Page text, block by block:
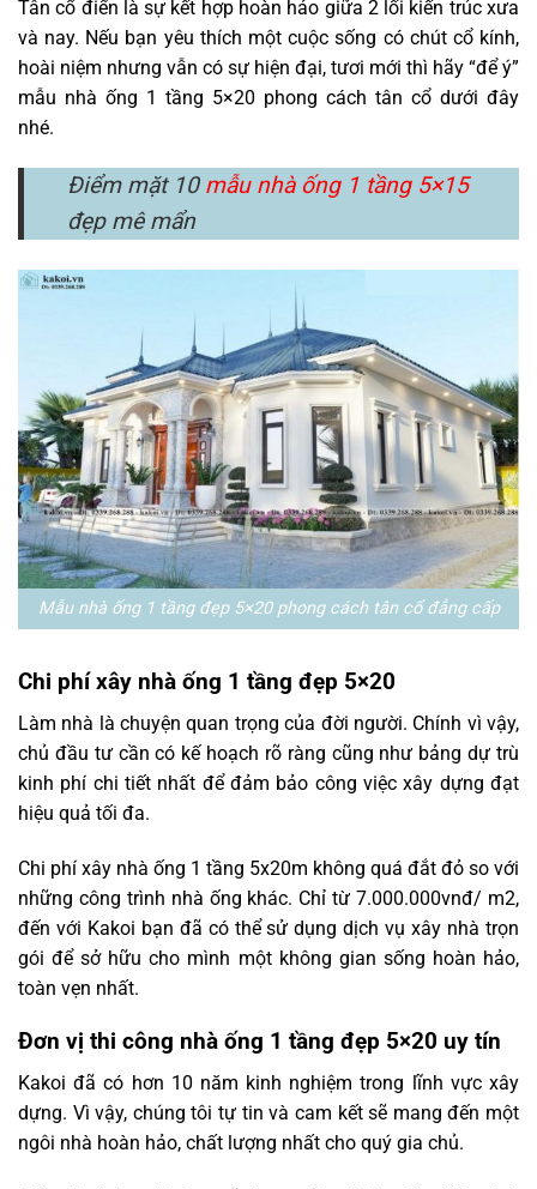
Tân cổ điển là sự kết hợp hoàn hảo giữa 2 lối kiến trúc xưa
và nay. Nếu bạn yêu thích một cuộc sống có chút cổ kính,
hoài niệm nhưng vẫn có sự hiện đại, tươi mới thì hãy “để ý”
mẫu nhà ống 1 tầng 5×20 phong cách tân cổ dưới đây
nhé.
Điểm mặt 10 mẫu nhà ống 1 tầng 5×15
đẹp mê mẩn
Mẫu nhà ống 1 tầng đẹp 5×20 phong cách tân cổ đẳng cấp
Chi phí xây nhà ống 1 tầng đẹp 5×20
Làm nhà là chuyện quan trọng của đời người. Chính vì vậy,
chủ đầu tư cần có kế hoạch rõ ràng cũng như bảng dự trù
kinh phí chi tiết nhất để đảm bảo công việc xây dựng đạt
hiệu quả tối đa.
Chi phí xây nhà ống 1 tầng 5x20m không quá đắt đỏ so với
những công trình nhà ống khác. Chỉ từ 7.000.000vnđ/ m2,
đến với Kakoi bạn đã có thể sử dụng dịch vụ xây nhà trọn
gói để sở hữu cho mình một không gian sống hoàn hảo,
toàn vẹn nhất.
Đơn vị thi công nhà ống 1 tầng đẹp 5×20 uy tín
Kakoi đã có hơn 10 năm kinh nghiệm trong lĩnh vực xây
dựng. Vì vậy, chúng tôi tự tin và cam kết sẽ mang đến một
ngôi nhà hoàn hảo, chất lượng nhất cho quý gia chủ.